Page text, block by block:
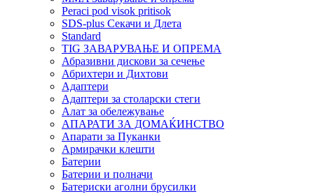
Peraci pod visok pritisok
SDS-plus Секачи и Длета
Standard
TIG ЗАВАРУВАЊЕ И ОПРЕМА
Абразивни дискови за сечење
Абрихтери и Дихтови
Адаптери
Адаптери за столарски стеги
Алат за обележување
АПАРАТИ ЗА ДОМАЌИНСТВО
Апарати за Пуканки
Армирачки клешти
Батерии
Батерии и полначи
Батериски аголни брусилки